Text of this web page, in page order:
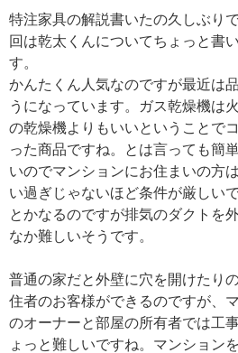
特注家具の解説書いたの久しぶり
回は乾太くんについてちょっと書
す。
かんたくん人気なのですが最近は
うになっています。ガス乾燥機は
の乾燥機よりもいいということで
った商品ですね。とは言っても簡
いのでマンションにお住まいの方
い過ぎじゃないほど条件が厳しい
とかなるのですが排気のダクトを
なか難しいそうです。
普通の家だと外壁に穴を開けたり
住者のお客様ができるのですが、
のオーナーと部屋の所有者では工
ょっと難しいですね。マンション